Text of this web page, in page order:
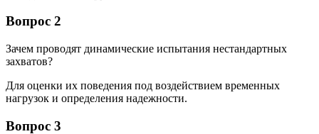
Вопрос 2
Зачем проводят динамические испытания нестандартных
захватов?
Для оценки их поведения под воздействием временных
нагрузок и определения надежности.
Вопрос 3